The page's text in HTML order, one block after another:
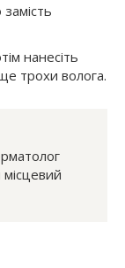
нанесіть
трохи волога.